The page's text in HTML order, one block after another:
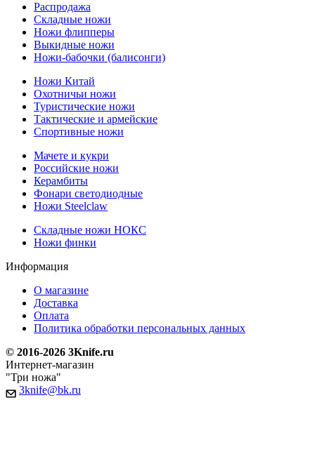
Распродажа
Складные ножи
Ножи флипперы
Выкидные ножи
Ножи-бабочки (балисонги)
Ножи Китай
Охотничьи ножи
Туристические ножи
Тактические и армейские
Спортивные ножи
Мачете и кукри
Российские ножи
Керамбиты
Фонари светодиодные
Ножи Steelclaw
Складные ножи НОКС
Ножи финки
Информация
О магазине
Доставка
Оплата
Политика обработки персональных данных
© 2016-2026 3Knife.ru
Интернет-магазин
"Три ножа"
3knife@bk.ru